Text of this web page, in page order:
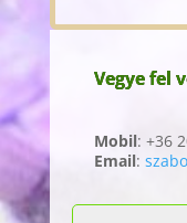
Vegye fel
Mobil: +36
Email: